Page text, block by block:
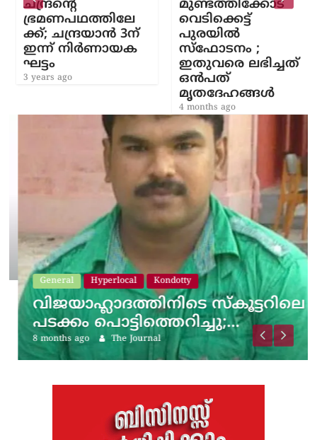
ചന്ദ്രന്റെ
ഭ്രമണപഥത്തിലേ
ക്ക്; ചന്ദ്രയാന്‍ 3ന്
ഇന്ന് നിര്‍ണായക
ഘട്ടം
3 years ago
മുണ്ടത്തിക്കോട്
വെടിക്കെട്ട്
പുരയിൽ
സ്ഫോടനം ;
ഇതുവരെ ലഭിച്ചത്
ഒൻപത്
മൃതദേഹങ്ങൾ
4 months ago
General Hyperlocal Kondotty
വിജയാഹ്ലാദത്തിനിടെ സ്കൂട്ടറിലെ
പടക്കം പൊട്ടിത്തെറിച്ചു;…
8 months ago The Journal